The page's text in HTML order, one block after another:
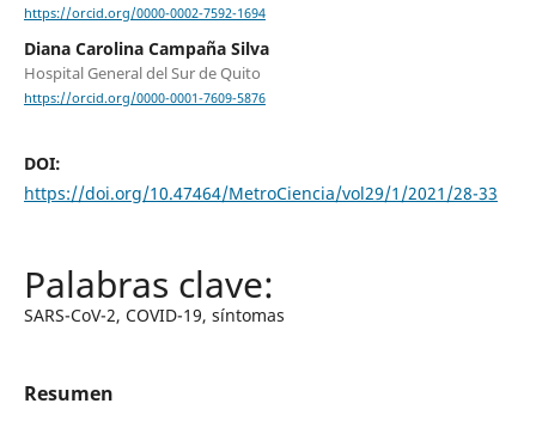
https://orcid.org/0000-0002-7592-1694
Diana Carolina Campaña Silva
Hospital General del Sur de Quito
https://orcid.org/0000-0001-7609-5876
DOI:
https://doi.org/10.47464/MetroCiencia/vol29/1/2021/28-33
SARS-CoV-2, COVID-19, síntomas
Resumen